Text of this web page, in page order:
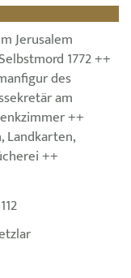
Jerusalem
1772 ++
des
am
++
Landkarten,
++